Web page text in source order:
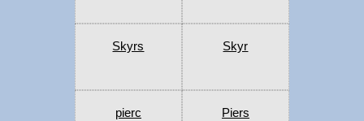
Skyrs Skyr
pierc Piers